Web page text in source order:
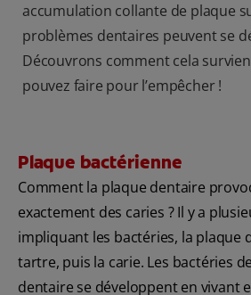
accumulation collante de plaque
problèmes dentaires peuvent se
Découvrons comment cela
pouvez faire pour l’empêcher !
Plaque bactérienne
Comment la plaque dentaire
exactement des caries ? Il y a
impliquant les bactéries, la plaque
tartre, puis la carie. Les bactéries
dentaire se développent en vivant